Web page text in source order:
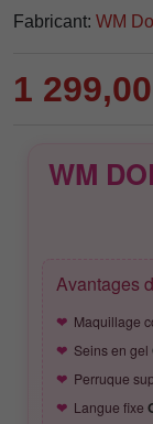
Fabricant: WM Doll
1
WM
Avantages
Maquillage
Seins en gel
Perruque
Langue fixe